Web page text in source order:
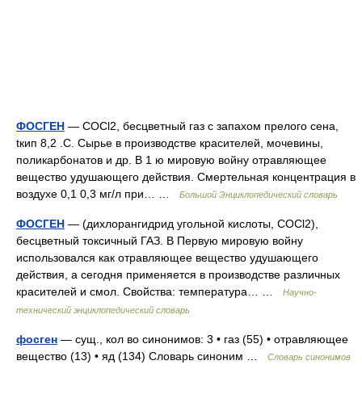
ФОСГЕН — COCl2, бесцветный газ с запахом прелого сена,
tкип 8,2 .С. Сырье в производстве красителей, мочевины,
поликарбонатов и др. В 1 ю мировую войну отравляющее
вещество удушающего действия. Смертельная концентрация в
воздухе 0,1 0,3 мг/л при… …
Большой Энциклопедический словарь
ФОСГЕН — (дихлорангидрид угольной кислоты, СОСl2),
бесцветный токсичный ГАЗ. В Первую мировую войну
использовался как отравляющее вещество удушающего
действия, а сегодня применяется в производстве различных
красителей и смол. Свойства: температура… …
Научно-
технический энциклопедический словарь
фосген — сущ., кол во синонимов: 3 • газ (55) • отравляющее
вещество (13) • яд (134) Словарь синоним …
Словарь синонимов